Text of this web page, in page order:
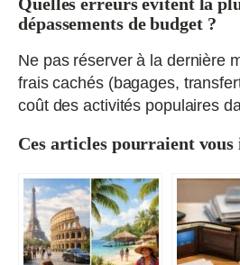
dépassements de budget ?
Ne pas réserver à la dernière
frais cachés (bagages,
coût des activités populaires
Ces articles pourraient vous